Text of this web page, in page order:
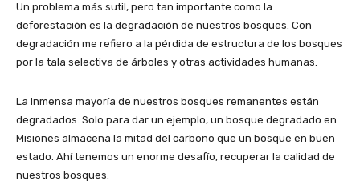
Un problema más sutil, pero tan importante como la
deforestación es la degradación de nuestros bosques. Con
degradación me refiero a la pérdida de estructura de los bosques
por la tala selectiva de árboles y otras actividades humanas.
La inmensa mayoría de nuestros bosques remanentes están
degradados. Solo para dar un ejemplo, un bosque degradado en
Misiones almacena la mitad del carbono que un bosque en buen
estado. Ahí tenemos un enorme desafío, recuperar la calidad de
nuestros bosques.